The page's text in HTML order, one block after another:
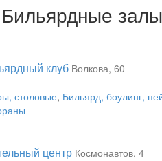
клуб Волкова, 60
столовые, Бильярд, боулинг,
центр Космонавтов, 4